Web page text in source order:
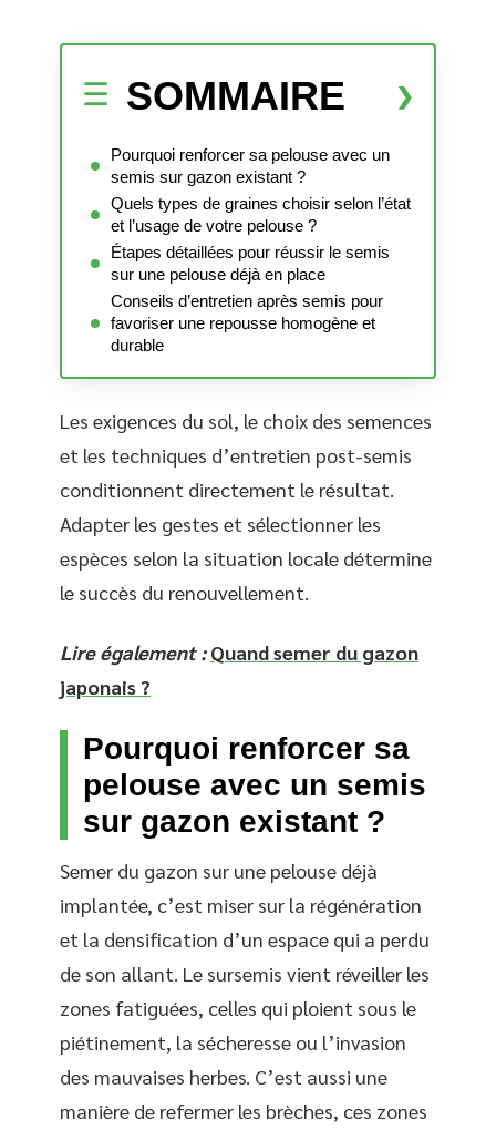
SOMMAIRE
Pourquoi renforcer sa pelouse avec un
semis sur gazon existant ?
Quels types de graines choisir selon l’état
et l’usage de votre pelouse ?
Étapes détaillées pour réussir le semis
sur une pelouse déjà en place
Conseils d’entretien après semis pour
favoriser une repousse homogène et
durable
Les exigences du sol, le choix des semences
et les techniques d’entretien post-semis
conditionnent directement le résultat.
Adapter les gestes et sélectionner les
espèces selon la situation locale détermine
le succès du renouvellement.
Lire également : Quand semer du gazon
japonais ?
Pourquoi renforcer sa
pelouse avec un semis
sur gazon existant ?
Semer du gazon sur une pelouse déjà
implantée, c’est miser sur la régénération
et la densification d’un espace qui a perdu
de son allant. Le sursemis vient réveiller les
zones fatiguées, celles qui ploient sous le
piétinement, la sécheresse ou l’invasion
des mauvaises herbes. C’est aussi une
manière de refermer les brèches, ces zones